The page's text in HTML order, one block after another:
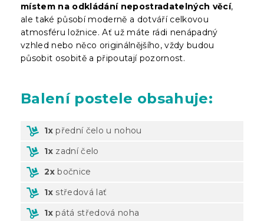
místem na odkládání nepostradatelných věcí,
ale také působí moderně a dotváří celkovou
atmosféru ložnice. Ať už máte rádi nenápadný
vzhled nebo něco originálnějšího, vždy budou
působit osobitě a připoutají pozornost.
Balenípostele obsahuje:
1x přední čelo u nohou
1x zadní čelo
2x bočnice
1x středová lať
1x pátá středová noha